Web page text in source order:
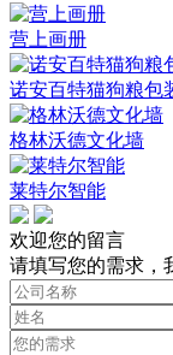
营上画册
诺安百特猫狗粮包
格林沃德文化墙
莱特尔智能
欢迎您的留言
请填写您的需求，